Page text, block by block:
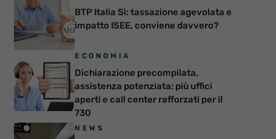
BTP Italia Sì: tassazione agevolata e
impatto ISEE, conviene davvero?
ECONOMIA
Dichiarazione precompilata,
assistenza potenziata: più uffici
aperti e call center rafforzati per il
730
NEWS